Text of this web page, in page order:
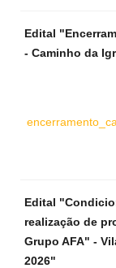
Edital
- Caminho da
Edital
realização de
Grupo AFA" -
2026"